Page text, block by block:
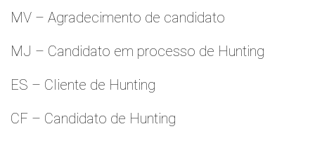
MV – Agradecimento de candidato
MJ – Candidato em processo de Hunting
ES – Cliente de Hunting
CF – Candidato de Hunting